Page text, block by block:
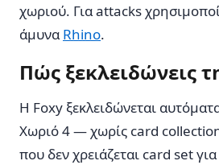
χωριού. Για attacks
άμυνα Rhino.
Πώς ξεκλειδώνεις
Η Foxy ξεκλειδώνεται
Χωριό 4 — χωρίς card
που δεν χρειάζεται card set